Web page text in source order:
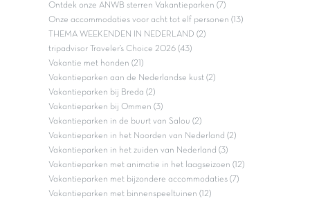
Ontdek onze ANWB sterren Vakantieparken (7)
Onze accommodaties voor acht tot elf personen (13)
THEMA WEEKENDEN IN NEDERLAND (2)
tripadvisor Traveler’s Choice 2026 (43)
Vakantie met honden (21)
Vakantieparken aan de Nederlandse kust (2)
Vakantieparken bij Breda (2)
Vakantieparken bij Ommen (3)
Vakantieparken in de buurt van Salou (2)
Vakantieparken in het Noorden van Nederland (2)
Vakantieparken in het zuiden van Nederland (3)
Vakantieparken met animatie in het laagseizoen (12)
Vakantieparken met bijzondere accommodaties (7)
Vakantieparken met binnenspeeltuinen (12)